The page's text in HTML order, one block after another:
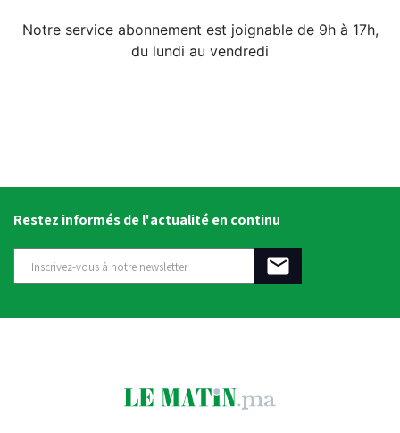
Notre service abonnement est joignable de 9h à 17h,
du lundi au vendredi
Restez informés de l'actualité en continu